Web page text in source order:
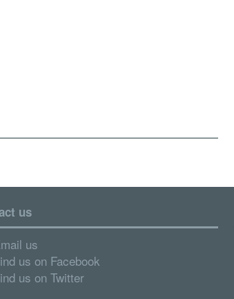
us
us
us on Facebook
us on Twitter